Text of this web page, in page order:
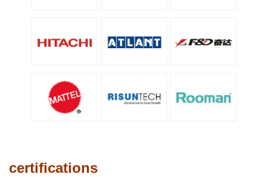
certifications